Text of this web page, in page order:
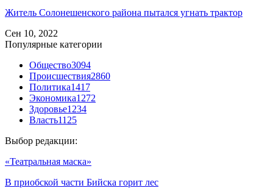
Житель Солонешенского района пытался угнать трактор
Сен 10, 2022
Популярные категории
Общество3094
Происшествия2860
Политика1417
Экономика1272
Здоровье1234
Власть1125
Выбор редакции:
«Театральная маска»
В приобской части Бийска горит лес